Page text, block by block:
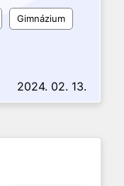
Gimnázium
2024. 02. 13.